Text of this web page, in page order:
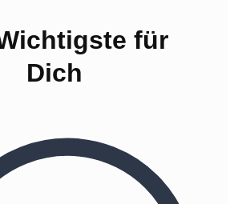
für
Dich